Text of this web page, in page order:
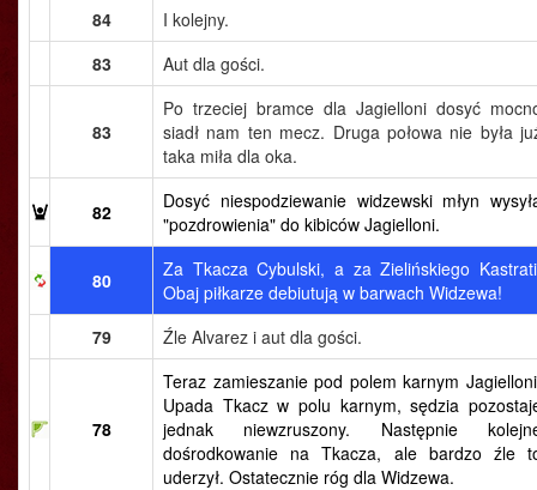
84
I kolejny.
83
Aut dla gości.
83
Po trzeciej bramce dla Jagielloni dosyć
siadł nam ten mecz. Druga połowa nie była
taka miła dla oka.
82
Dosyć niespodziewanie widzewski młyn
"pozdrowienia" do kibiców Jagielloni.
80
Za Tkacza Cybulski, a za Zielińskiego
Obaj piłkarze debiutują w barwach Widzewa!
79
Źle Alvarez i aut dla gości.
78
Teraz zamieszanie pod polem karnym
Upada Tkacz w polu karnym, sędzia
jednak niewzruszony. Następnie
dośrodkowanie na Tkacza, ale bardzo źle
uderzył. Ostatecznie róg dla Widzewa.